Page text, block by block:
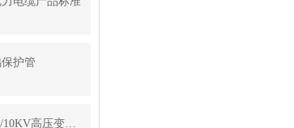
护管
ZC-BPYJVT-8.7/10KV高压变频电缆规格书